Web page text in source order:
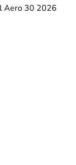
Aero 30 2026